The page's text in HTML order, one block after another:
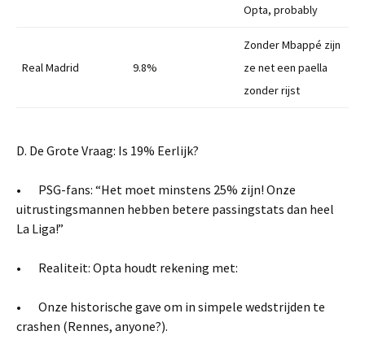
Opta, probably
Real Madrid 9.8%
Zonder Mbappé zijn
ze net een paella
zonder rijst
D. De Grote Vraag: Is 19% Eerlijk?
• PSG-fans: “Het moet minstens 25% zijn! Onze
uitrustingsmannen hebben betere passingstats dan heel
La Liga!”
• Realiteit: Opta houdt rekening met:
• Onze historische gave om in simpele wedstrijden te
crashen (Rennes, anyone?).